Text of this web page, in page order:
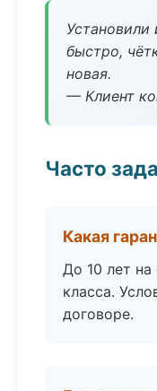
быстро,
новая.
— Клиент
Часто
Какая
До 10 лет
класса.
договоре.